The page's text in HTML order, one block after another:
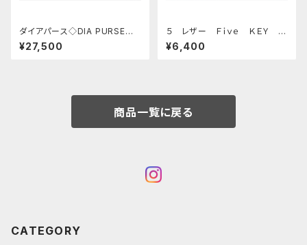
ダイアパース◇DIA PURSE◇
リスオ シロ
¥27,500
５ レザー Ｆｉｖｅ ＫＥＹ Ｒ
ＩＮＧ 真鍮キーリング_
¥6,400
商品一覧に戻る
CATEGORY